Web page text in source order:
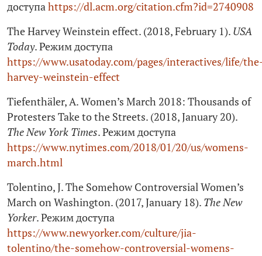
доступаhttps://dl.acm.org/citation.cfm?id=2740908
The Harvey Weinstein effect. (2018, February 1). USA
Today. Режим доступа
https://www.usatoday.com/pages/interactives/life/
harvey-weinstein-effect
Tiefenthäler, A. Women’s March 2018: Thousands of
Protesters Take to the Streets. (2018, January 20).
The New York Times. Режим доступа
https://www.nytimes.com/2018/01/20/us/womens-
march.html
Tolentino, J. The Somehow Controversial Women’s
March on Washington. (2017, January 18). The New
Yorker. Режим доступа
https://www.newyorker.com/culture/jia-
tolentino/the-somehow-controversial-womens-